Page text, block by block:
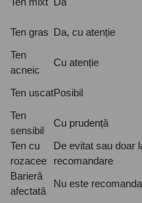
Ten gras Da, cu atenție
Ten
acneic
Cu atenție
Ten uscatPosibil
Ten
sensibil
Cu prudență
Ten cu
rozacee
De evitat sau doar
recomandare
Barieră
afectată
Nu este